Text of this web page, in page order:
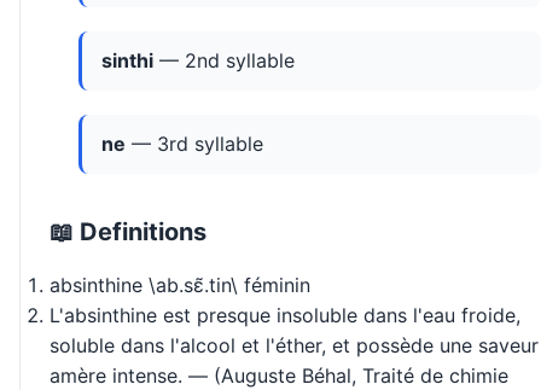
sinthi — 2nd syllable
ne — 3rd syllable
📖 Definitions
absinthine \ab.sɛ̃.tin\ féminin
L'absinthine est presque insoluble dans l'eau froide,
soluble dans l'alcool et l'éther, et possède une saveur
amère intense. — (Auguste Béhal, Traité de chimie